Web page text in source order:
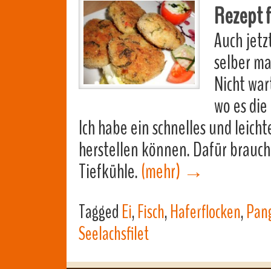
Rezept
Auch
selber
Nicht
wo es
Ich habe ein schnelles und
herstellen können. Dafür
Tiefkühle.(mehr) →
TaggedEi,Fisch,Haferflocken,
Seelachsfilet